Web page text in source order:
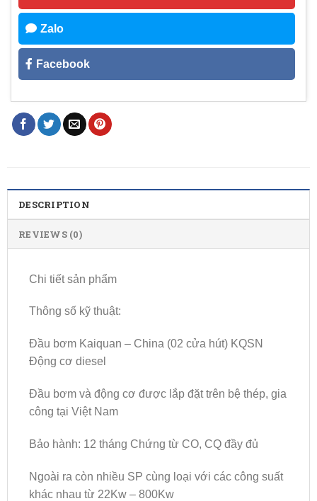
Zalo
Facebook
DESCRIPTION
REVIEWS (0)
Chi tiết sản phẩm
Thông số kỹ thuật:
Đầu bơm Kaiquan – China (02 cửa hút) KQSN
Động cơ diesel
Đầu bơm và động cơ được lắp đặt trên bệ thép, gia
công tại Việt Nam
Bảo hành: 12 tháng Chứng từ CO, CQ đầy đủ
Ngoài ra còn nhiều SP cùng loại với các công suất
khác nhau từ 22Kw – 800Kw